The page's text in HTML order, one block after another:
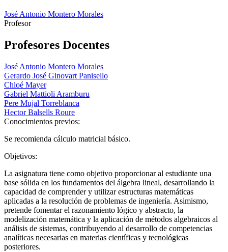
José Antonio Montero Morales
Profesor
Profesores Docentes
José Antonio Montero Morales
Gerardo José Ginovart Panisello
Chloé Mayer
Gabriel Mattioli Aramburu
Pere Mujal Torreblanca
Hector Balsells Roure
Conocimientos previos:
Se recomienda cálculo matricial básico.
Objetivos:
La asignatura tiene como objetivo proporcionar al estudiante una
base sólida en los fundamentos del álgebra lineal, desarrollando la
capacidad de comprender y utilizar estructuras matemáticas
aplicadas a la resolución de problemas de ingeniería. Asimismo,
pretende fomentar el razonamiento lógico y abstracto, la
modelización matemática y la aplicación de métodos algebraicos al
análisis de sistemas, contribuyendo al desarrollo de competencias
analíticas necesarias en materias científicas y tecnológicas
posteriores.